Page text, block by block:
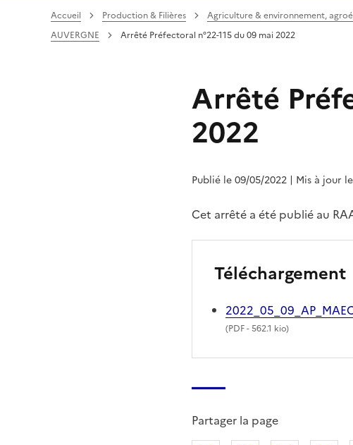
Accueil Production & Filières Agriculture & environnement,
AUVERGNE
Arrêté Préfectoral n°22-115 du 09 mai 2022
Arrêté
2022
Publié le 09/05/2022 | Mis à jour
Cet arrêté a été publié au
Téléchargement
(PDF- 562.1 kio)
Partager la page